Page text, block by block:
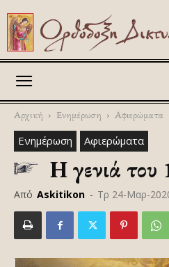
Αρχική Ενημέρωση Αφιερώματα
Ενημέρωση Αφιερώματα
Η γενιά του
Από Askitikon - Τρ 24-Μαρ-